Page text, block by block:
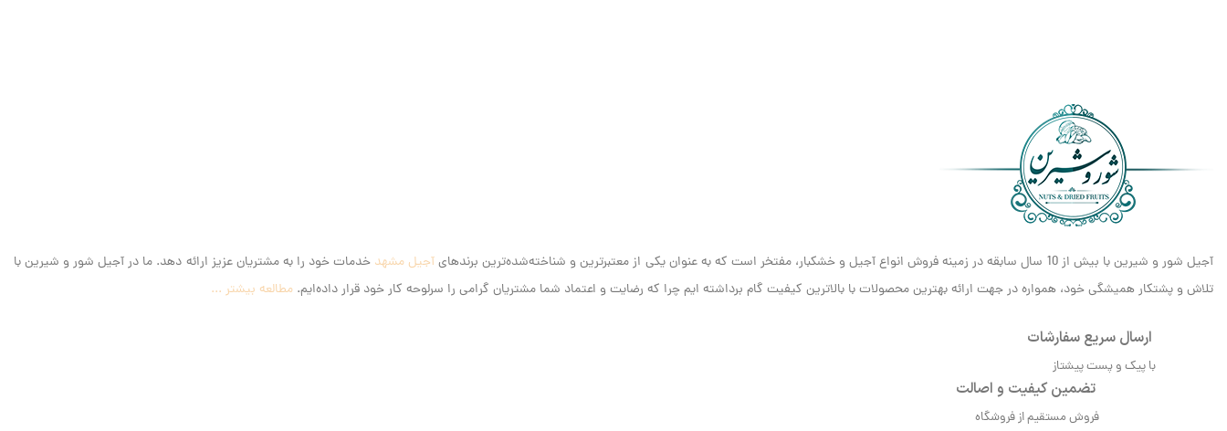
آجیل شور و شیرین با بیش از 10 سال سابقه در زمینه فروش انواع آجیل و خشکبار، مفتخر است که به عنوان یکی از معتبرترین و شناخته‌شده‌ترین برندهای آجیل مشهد خدمات خود را به مشتریان عزیز ارائه دهد. ما در آجیل شور و شیرین با
تلاش و پشتکار همیشگی خود، همواره در جهت ارائه بهترین محصولات با بالاترین کیفیت گام برداشته ایم‌ چرا که رضایت و اعتماد شما مشتریان گرامی را سرلوحه کار خود قرار داده‌ایم. مطالعه بیشتر ...
ارسال سریع سفارشات
با پیک و پست پیشتاز
تضمین کیفیت و اصالت
فروش مستقیم از فروشگاه